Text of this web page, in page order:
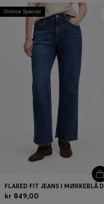
Online Special
kr 849,00